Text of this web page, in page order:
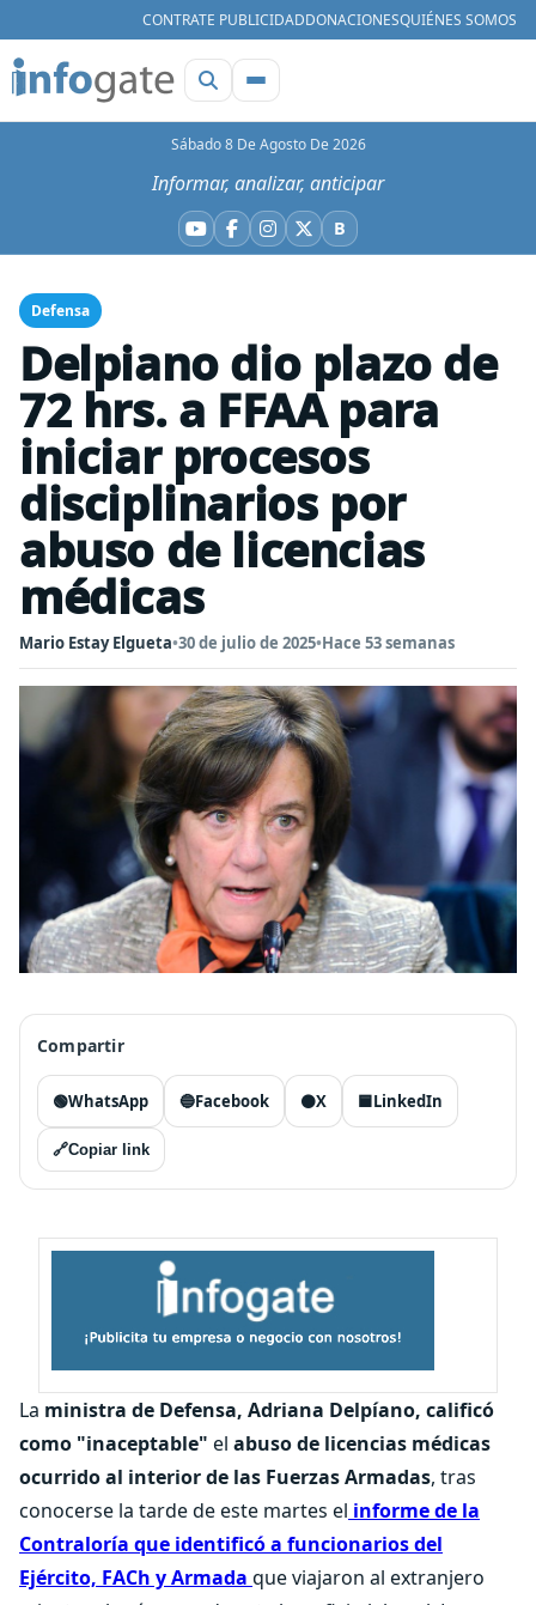
CONTRATE PUBLICIDADDONACIONESQUIÉNES SOMOS
Sábado 8 De Agosto De 2026
Informar, analizar, anticipar
YouTube
Facebook
Instagram
X BBluesky
Defensa
Delpiano dio plazo de
72 hrs. a FFAA para
iniciar procesos
disciplinarios por
abuso de licencias
médicas
Mario Estay Elgueta•30 de julio de 2025•Hace 53 semanas
Compartir
🟢WhatsApp 🔵Facebook ⚫X 🟦LinkedIn
🔗Copiar link
La ministra de Defensa, Adriana Delpíano, calificó
como "inaceptable" el abuso de licencias médicas
ocurrido al interior de las Fuerzas Armadas, tras
conocerse la tarde de este martes el informe de la
Contraloría que identificó a funcionarios del
Ejército, FACh y Armada que viajaron al extranjero